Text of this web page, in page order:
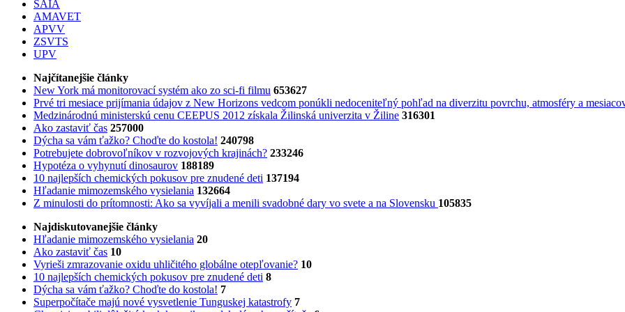
SAIA
AMAVET
APVV
ZSVTS
UPV
Najčítanejšie články
New York má monitorovací systém ako zo sci-fi filmu 653627
Prvé tri mesiace prijímania údajov z New Horizons vedcom ponúkli nedoceniteľný pohľad na diverzitu povrchu, atmosféry a
Medzinárodnú ministerskú cenu CEEPUS 2012 získala Žilinská univerzita v Žiline 316301
Ako zastaviť čas 257000
Dýcha sa vám ťažko? Choďte do kostola! 240798
Potrebujet​e dobrovoľníkov v rozvojovýc​h krajinách? 233246
Hypotéza o vyhynutí dinosaurov 188189
10 najlepších chemických pokusov pre znudené deti 137194
Hľadanie mimozemského vysielania 132664
Z minulosti do prítomnosti: Ako sa vyvíjali a menili svadobné dary vo svete a na Slovensku 105835
Najdiskutovanejšie články
Hľadanie mimozemského vysielania 20
Ako zastaviť čas 10
Vyrieši zmrazovanie oxidu uhličitého globálne otepľovanie? 10
10 najlepších chemických pokusov pre znudené deti 8
Dýcha sa vám ťažko? Choďte do kostola! 7
Superpočítače majú nové vysvetlenie Tunguskej katastrofy 7